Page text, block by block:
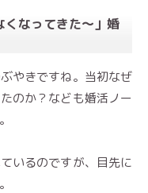
くなってきた〜」婚
やきですね。当初なぜ
のか？なども婚活ノー
いるのですが、目先に